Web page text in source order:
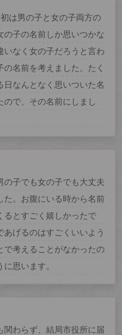
は男の子と女の子両方の
子の名前しか思いつかな
いなく女の子だろうと言わ
名前を考えました。たく
日なんとなく思いついた名
で、その名前にしまし
子でも女の子でも大丈夫
た。お腹にいる時から名前
るとすごく嬉しかったで
げるのはすごくいいよう
で考えることがなかったの
思います。
関わらず、結局市役所に届